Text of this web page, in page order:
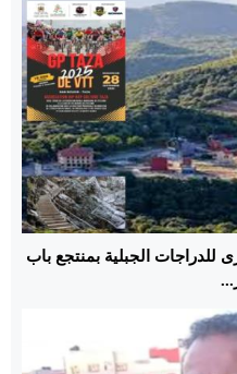
للدراجات الجبلية بمنتجع باب